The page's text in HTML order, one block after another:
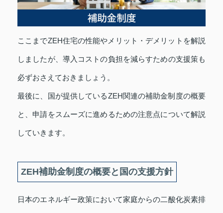
ここまでZEH住宅の性能やメリット・デメリットを解説
しましたが、導入コストの負担を減らすための支援策も
必ずおさえておきましょう。
最後に、国が提供しているZEH関連の補助金制度の概要
と、申請をスムーズに進めるための注意点について解説
していきます。
ZEH補助金制度の概要と国の支援方針
日本のエネルギー政策において家庭からの二酸化炭素排